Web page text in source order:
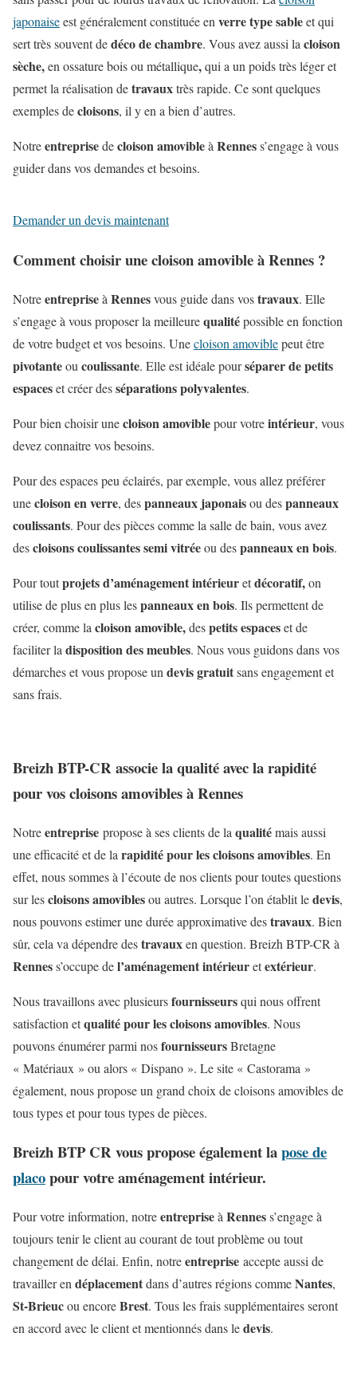
japonaiseest généralement constituée enverre type sableet qui
sert très souvent dedéco de chambre. Vous avez aussi lacloison
sèche,en ossature bois ou métallique,qui a un poids très léger et
permet la réalisation detravauxtrès rapide. Ce sont quelques
exemples decloisons, il y en a bien d’autres.
Notreentreprisedecloison amovibleàRenness’engage à vous
guider dans vos demandes et besoins.
Demander un devis maintenant
Comment choisir une cloison amovible à Rennes ?
Notreentrepriseà Rennesvous guide dans vostravaux. Elle
s’engage à vous proposer la meilleurequalitépossible en fonction
de votre budget et vos besoins. Unecloison amoviblepeut être
pivotanteou coulissante. Elle est idéale pourséparer de petits
espaceset créer desséparations polyvalentes.
Pour bien choisir unecloison amoviblepour votreintérieur, vous
devez connaitre vos besoins.
Pour des espaces peu éclairés, par exemple, vous allez préférer
unecloison en verre, despanneaux japonaisou despanneaux
coulissants. Pour des pièces comme la salle de bain, vous avez
descloisons coulissantes semi vitréeou despanneaux en bois.
Pour toutprojets d’aménagement intérieuretdécoratif,on
utilise de plus en plus lespanneaux en bois. Ils permettent de
créer, comme la cloison amovible,despetits espaceset de
faciliter la disposition des meubles. Nous vous guidons dans vos
démarches et vous propose un devis gratuitsans engagement et
sans frais.
Breizh BTP-CR associe la qualité avec la rapidité
pour vos cloisons amovibles à Rennes
Notreentreprise propose à ses clients de la qualitémais aussi
une efficacité et de la rapidité pour les cloisons amovibles. En
effet, nous sommes à l’écoute de nos clients pour toutes questions
sur lescloisons amoviblesou autres. Lorsque l’on établit ledevis,
nous pouvons estimer une durée approximative destravaux. Bien
sûr, cela va dépendre destravauxen question. Breizh BTP-CR à
Renness’occupe del’aménagement intérieuretextérieur.
Nous travaillons avec plusieursfournisseursqui nous offrent
satisfaction etqualité pour les cloisons amovibles. Nous
pouvons énumérer parmi nosfournisseursBretagne
« Matériaux » ou alors « Dispano ». Le site « Castorama »
également, nous propose un grand choix de cloisons amovibles de
tous types et pour tous types de pièces.
Breizh BTP CR vous propose également lapose de
placopour votre aménagement intérieur.
Pour votre information, notreentrepriseà Renness’engage à
toujours tenir le client au courant de tout problème ou tout
changement de délai. Enfin, notreentreprise accepte aussi de
travailler en déplacementdans d’autres régions commeNantes,
St-Brieucou encoreBrest. Tous les frais supplémentaires seront
en accord avec le client et mentionnés dans ledevis.